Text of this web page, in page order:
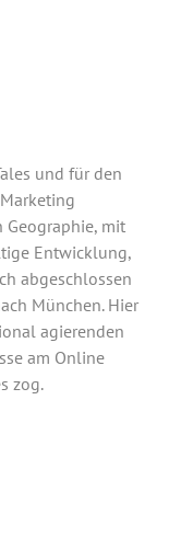
und für den
Geographie, mit
Entwicklung,
abgeschlossen
München. Hier
agierenden
am Online
zog.